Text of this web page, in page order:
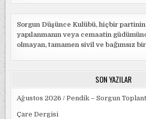
Sorgun Düşünce Kulübü, hiçbir
yapılanmanın veya cemaatin
olmayan, tamamen sivil ve bağımsız
SON YAZILAR
Ağustos 2026 / Pendik – Sorgun
Çare Dergisi